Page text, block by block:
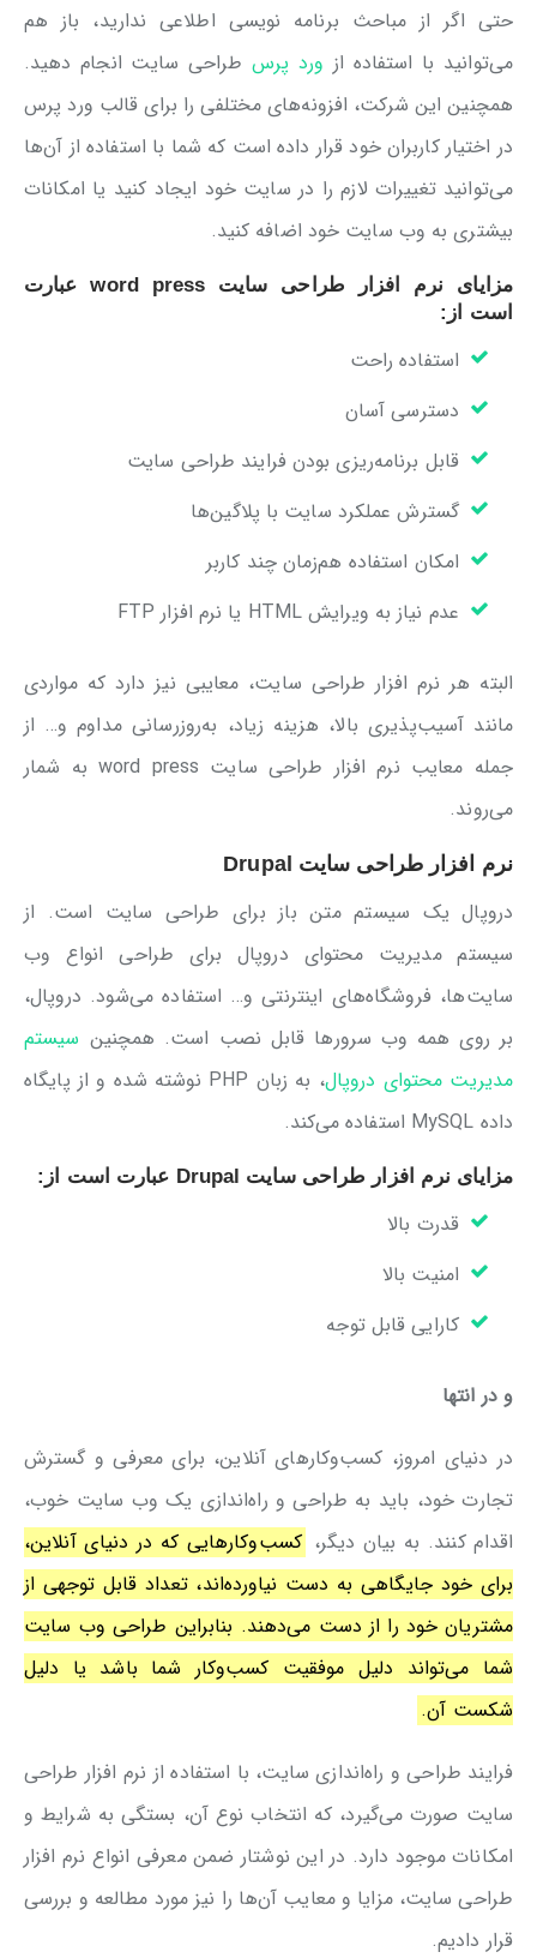
حتی اگر از مباحث برنامه نویسی اطلاعی ندارید، باز هم
می‌توانید با استفاده از ورد پرس طراحی سایت انجام دهید.
همچنین این شرکت، افزونه‌های مختلفی را برای قالب ورد پرس
در اختیار کاربران خود قرار داده است که شما با استفاده از آن‌ها
می‌توانید تغییرات لازم را در سایت خود ایجاد کنید یا امکانات
بیشتری به وب سایت خود اضافه کنید.
مزایای نرم افزار طراحی سایت word press عبارت
است از:
استفاده راحت
دسترسی آسان
قابل برنامه‌ریزی بودن فرایند طراحی سایت
گسترش عملکرد سایت با پلاگین‌ها
امکان استفاده هم‌زمان چند کاربر
عدم نیاز به ویرایش HTML یا نرم افزار FTP
البته هر نرم افزار طراحی سایت، معایبی نیز دارد که مواردی
مانند آسیب‌پذیری بالا، هزینه زیاد، به‌روزرسانی مداوم و… از
جمله معایب نرم افزار طراحی سایت word press به شمار
می‌روند.
نرم افزار طراحی سایت Drupal
دروپال یک سیستم متن باز برای طراحی سایت است. از
سیستم مدیریت محتوای دروپال برای طراحی انواع وب
سایت‌ها، فروشگاه‌های اینترنتی و… استفاده می‌شود. دروپال،
بر روی همه وب سرورها قابل نصب است. همچنین سیستم
مدیریت محتوای دروپال
، به زبان PHP نوشته شده و از پایگاه
داده MySQL استفاده می‌کند.
مزایای نرم افزار طراحی سایت Drupal عبارت است از:
قدرت بالا
امنیت بالا
کارایی قابل توجه
و در انتها
در دنیای امروز، کسب‌وکارهای آنلاین، برای معرفی و گسترش
تجارت خود، باید به طراحی و راه‌اندازی یک وب سایت خوب،
اقدام کنند. به بیان دیگر، کسب‌وکارهایی که در دنیای آنلاین،
برای خود جایگاهی به دست نیاورده‌اند، تعداد قابل توجهی از
مشتریان خود را از دست می‌دهند. بنابراین طراحی وب سایت
شما می‌تواند دلیل موفقیت کسب‌وکار شما باشد یا دلیل
شکست آن.
فرایند طراحی و راه‌اندازی سایت، با استفاده از نرم افزار طراحی
سایت صورت می‌گیرد، که انتخاب نوع آن، بستگی به شرایط و
امکانات موجود دارد. در این نوشتار ضمن معرفی انواع نرم افزار
طراحی سایت، مزایا و معایب آن‌ها را نیز مورد مطالعه و بررسی
قرار دادیم.